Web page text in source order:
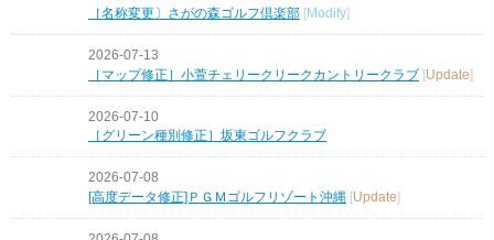
［名称変更〕さがの森ゴルフ倶楽部
Modify
2026-07-13
［マップ修正］小萱チェリークリークカントリークラブ [Update]
2026-07-10
［グリーン種別修正］坂東ゴルフクラブ
2026-07-08
[高度データ修正]ＰＧＭゴルフリゾート沖縄 [Update]